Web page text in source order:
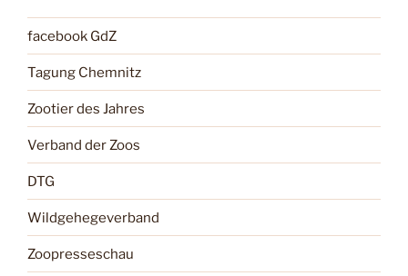
facebook GdZ
Tagung Chemnitz
Zootier des Jahres
Verband der Zoos
DTG
Wildgehegeverband
Zoopresseschau